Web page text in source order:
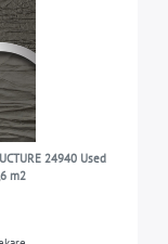
24940 Used
m2